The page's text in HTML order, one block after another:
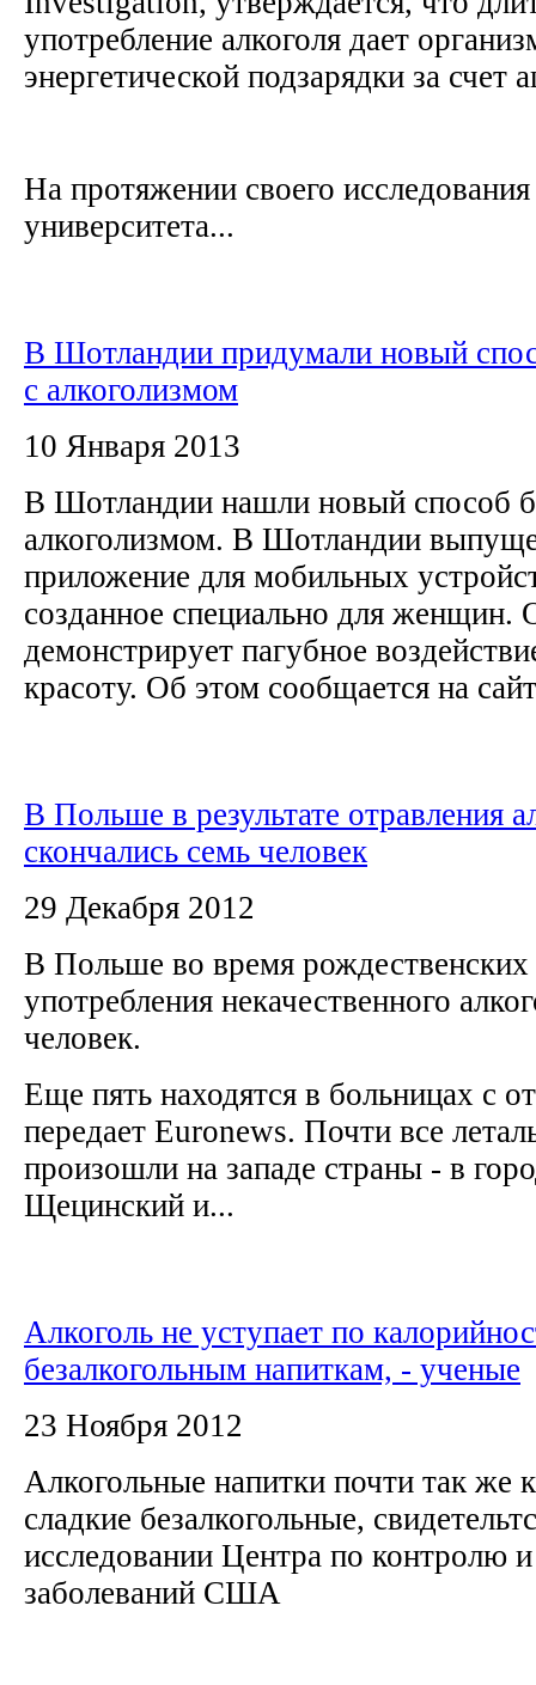
употребление алкоголя дает
энергетической подзарядки за счет
На протяжении своего
университета...
В Шотландии придумали новый
с алкоголизмом
10 Января 2013
В Шотландии нашли новый способ
алкоголизмом. В Шотландии
приложение для мобильных
созданное специально для женщин.
демонстрирует пагубное
красоту. Об этом сообщается на
В Польше в результате отравления
скончались семь человек
29 Декабря 2012
В Польше во время рождественских
употребления некачественного
человек.
Еще пять находятся в больницах с
передает Euronews. Почти все
произошли на западе страны - в
Щецинский и...
Алкоголь не уступает по
безалкогольным напиткам, - ученые
23 Ноября 2012
Алкогольные напитки почти так же
сладкие безалкогольные,
исследовании Центра по контролю
заболеваний США